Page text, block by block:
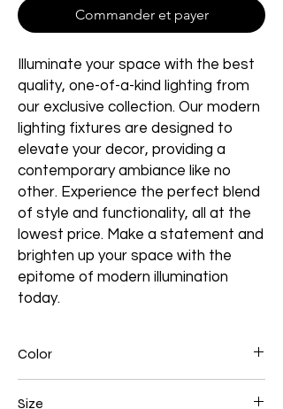
Commander et payer
Illuminate your space with the best
quality, one-of-a-kind lighting from
our exclusive collection. Our modern
lighting fixtures are designed to
elevate your decor, providing a
contemporary ambiance like no
other. Experience the perfect blend
of style and functionality, all at the
lowest price. Make a statement and
brighten up your space with the
epitome of modern illumination
today.
Color
Size